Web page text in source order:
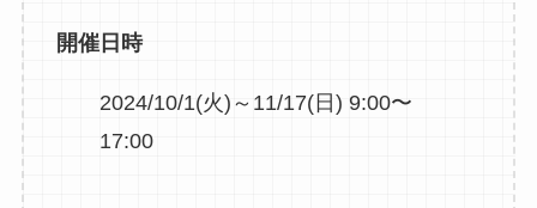
開催日時
2024/10/1(火)～11/17(日) 9:00〜
17:00